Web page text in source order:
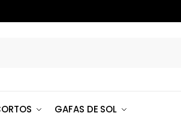
GAFAS DE SOL